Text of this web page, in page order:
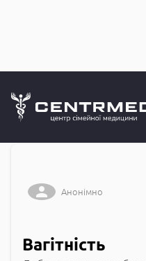
CENTRMED: Задай
Анонімно
Вагітність